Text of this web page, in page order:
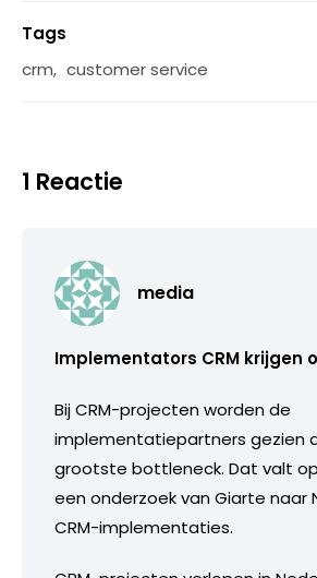
Tags
crm, customer service
1 Reactie
media
Implementators CRM krijgen
Bij CRM-projecten worden de
implementatiepartners gezien
grootste bottleneck. Dat valt
een onderzoek van Giarte naar
CRM-implementaties.